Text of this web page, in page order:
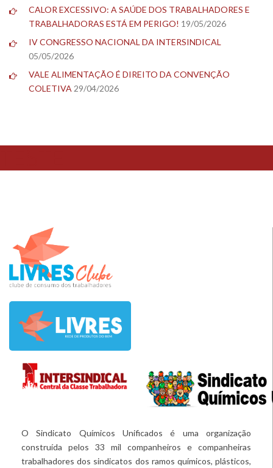
CALOR EXCESSIVO: A SAÚDE DOS TRABALHADORES E
TRABALHADORAS ESTÁ EM PERIGO! 19/05/2026
IV CONGRESSO NACIONAL DA INTERSINDICAL
05/05/2026
VALE ALIMENTAÇÃO É DIREITO DA CONVENÇÃO
COLETIVA 29/04/2026
TESTE
O Sindicato Químicos Unificados é uma organização
construída pelos 33 mil companheiros e companheiras
trabalhadores dos sindicatos dos ramos químicos, plásticos,